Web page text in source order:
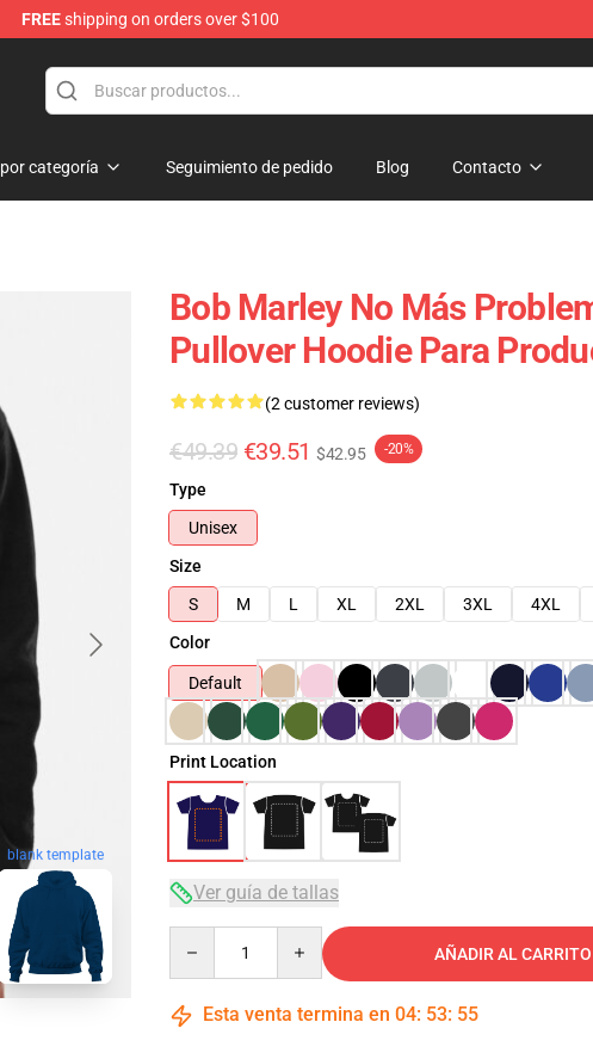
FREEshipping on orders over $100
categoría Seguimiento de pedido Blog Contacto
blank template
Bob Marley No Más
Pullover Hoodie Para
(2 customer reviews)
€49.39 €39.51 $42.95 -20%
Type
Unisex
Size
S
M L XL 2XL 3XL 4XL
Color
Default
Print Location
Ver guía de tallas
AÑADIR AL CARRITO
Esta venta termina en 04: 53: 54